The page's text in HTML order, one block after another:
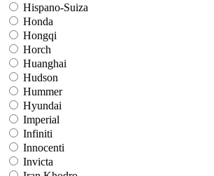
Hispano-Suiza
Honda
Hongqi
Horch
Huanghai
Hudson
Hummer
Hyundai
Imperial
Infiniti
Innocenti
Invicta